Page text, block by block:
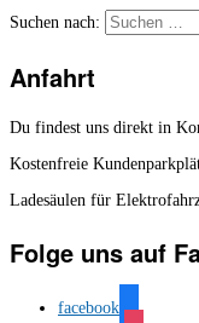
Suchen nach:
Anfahrt
Du findest uns direkt in
Kostenfreie
Ladesäulen für
Folge uns auf
facebook